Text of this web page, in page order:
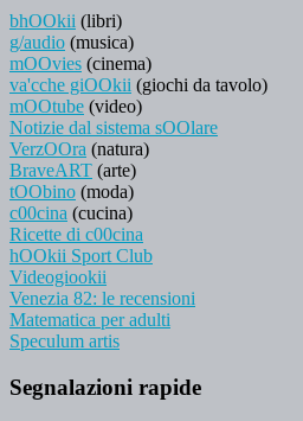
bhOOkii (libri)
g/audio (musica)
mOOvies (cinema)
va'cche giOOkii (giochi da tavolo)
mOOtube (video)
Notizie dal sistema sOOlare
VerzOOra (natura)
BraveART (arte)
tOObino (moda)
c00cina (cucina)
Ricette di c00cina
hOOkii Sport Club
Videogiookii
Venezia 82: le recensioni
Matematica per adulti
Speculum artis
Segnalazioni rapide